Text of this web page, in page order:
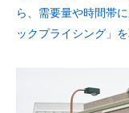
ら、需要量や時間帯
ックプライシング」